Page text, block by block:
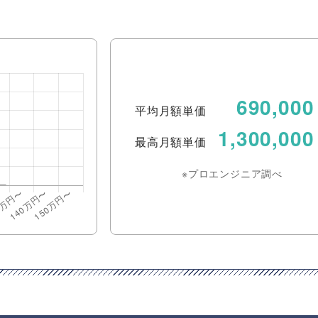
平均月額単価 690,000
最高月額単価
1,300,000
※プロエンジニア調べ